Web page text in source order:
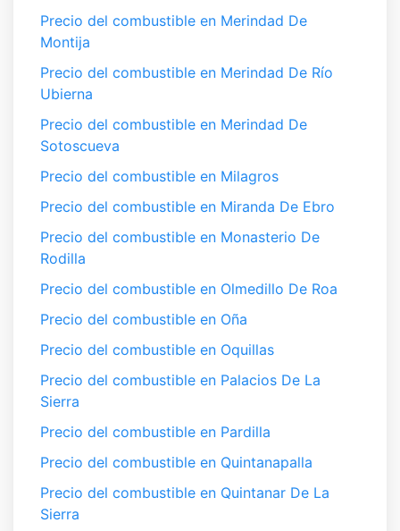
Precio del combustible en Merindad De
Montija
Precio del combustible en Merindad De Río
Ubierna
Precio del combustible en Merindad De
Sotoscueva
Precio del combustible en Milagros
Precio del combustible en Miranda De Ebro
Precio del combustible en Monasterio De
Rodilla
Precio del combustible en Olmedillo De Roa
Precio del combustible en Oña
Precio del combustible en Oquillas
Precio del combustible en Palacios De La
Sierra
Precio del combustible en Pardilla
Precio del combustible en Quintanapalla
Precio del combustible en Quintanar De La
Sierra